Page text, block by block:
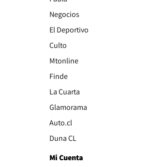
Negocios
El Deportivo
Culto
Mtonline
Finde
La Cuarta
Glamorama
Auto.clOpens in new window
Duna CLOpens in new window
Mi Cuenta